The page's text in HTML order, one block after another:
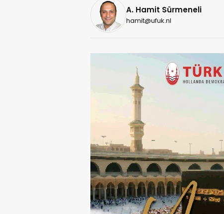
A. Hamit Sürmeneli
hamit@ufuk.nl